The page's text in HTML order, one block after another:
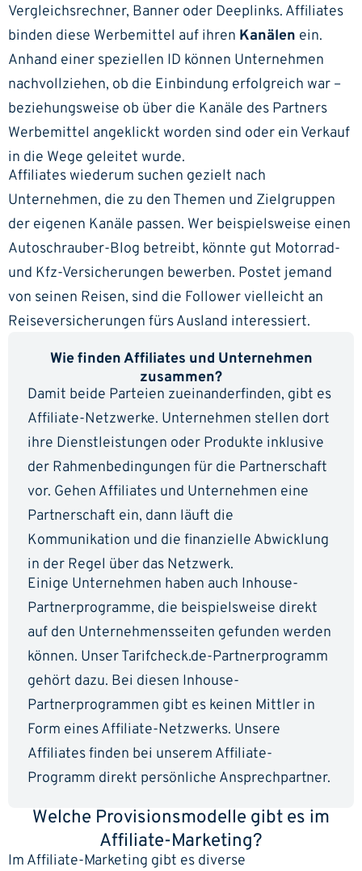
Vergleichsrechner, Banner oder Deeplinks. Affiliates
binden diese Werbemittel auf ihren Kanälen ein.
Anhand einer speziellen ID können Unternehmen
nachvollziehen, ob die Einbindung erfolgreich war –
beziehungsweise ob über die Kanäle des Partners
Werbemittel angeklickt worden sind oder ein Verkauf
in die Wege geleitet wurde.
Affiliates wiederum suchen gezielt nach
Unternehmen, die zu den Themen und Zielgruppen
der eigenen Kanäle passen. Wer beispielsweise einen
Autoschrauber-Blog betreibt, könnte gut Motorrad-
und Kfz-Versicherungen bewerben. Postet jemand
von seinen Reisen, sind die Follower vielleicht an
Reiseversicherungen fürs Ausland interessiert.
Wie finden Affiliates und Unternehmen
zusammen?
Damit beide Parteien zueinanderfinden, gibt es
Affiliate-Netzwerke. Unternehmen stellen dort
ihre Dienstleistungen oder Produkte inklusive
der Rahmenbedingungen für die Partnerschaft
vor. Gehen Affiliates und Unternehmen eine
Partnerschaft ein, dann läuft die
Kommunikation und die finanzielle Abwicklung
in der Regel über das Netzwerk.
Einige Unternehmen haben auch Inhouse-
Partnerprogramme, die beispielsweise direkt
auf den Unternehmensseiten gefunden werden
können. Unser Tarifcheck.de-Partnerprogramm
gehört dazu. Bei diesen Inhouse-
Partnerprogrammen gibt es keinen Mittler in
Form eines Affiliate-Netzwerks. Unsere
Affiliates finden bei unserem Affiliate-
Programm direkt persönliche Ansprechpartner.
Welche Provisionsmodelle gibt es im
Affiliate-Marketing?
Im Affiliate-Marketing gibt es diverse